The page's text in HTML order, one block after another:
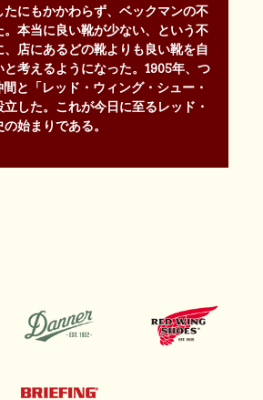
たにもかかわらず、ベックマンの不
。本当に良い靴が少ない、という不
店にあるどの靴よりも良い靴を自
考えるようになった。1905年、つ
と「レッド・ウィング・シュー・
した。これが今日に至るレッド・
始まりである。